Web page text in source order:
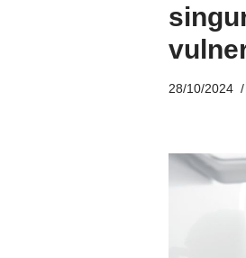
28/10/2024